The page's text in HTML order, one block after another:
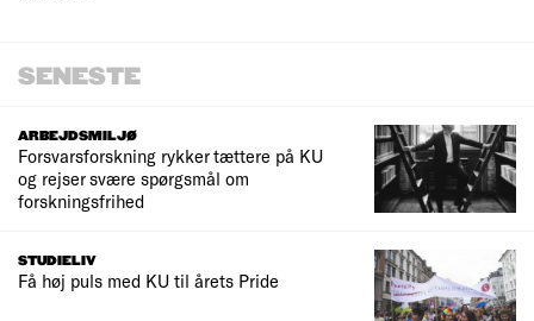
SENESTE
ARBEJDSMILJØ
Forsvarsforskning rykker tættere på KU
og rejser svære spørgsmål om
forskningsfrihed
STUDIELIV
Få høj puls med KU til årets Pride